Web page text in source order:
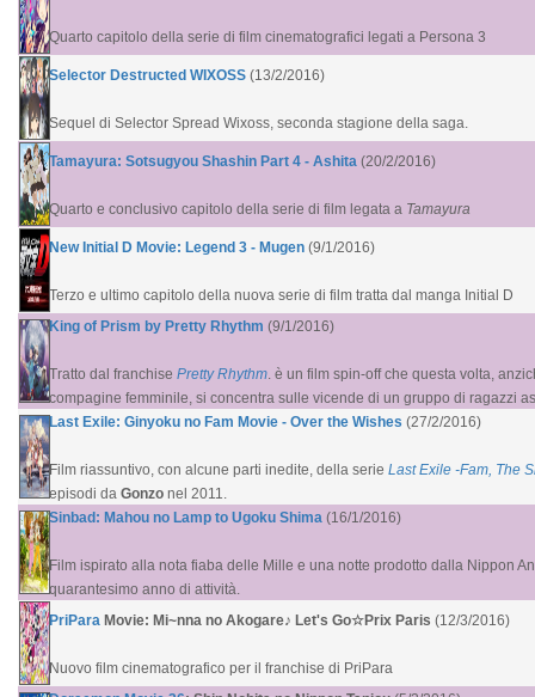
Quarto capitolo della serie di film cinematografici legati a Persona 3
Selector Destructed WIXOSS (13/2/2016)
Sequel di Selector Spread Wixoss, seconda stagione della saga.
Tamayura: Sotsugyou Shashin Part 4 - Ashita (20/2/2016)
Quarto e conclusivo capitolo della serie di film legata a Tamayura
New Initial D Movie: Legend 3 - Mugen (9/1/2016)
Terzo e ultimo capitolo della nuova serie di film tratta dal manga Initial D
King of Prism by Pretty Rhythm (9/1/2016)
Tratto dal franchise Pretty Rhythm. è un film spin-off che questa volta,
compagine femminile, si concentra sulle vicende di un gruppo di ragazzi
Last Exile: Ginyoku no Fam Movie - Over the Wishes (27/2/2016)
Film riassuntivo, con alcune parti inedite, del la serie Last Exile -Fam, The
episodi da Gonzo nel 2011.
Sinbad: Mahou no Lamp to Ugoku Shima (16/1/2016)
Film ispirato alla nota fiaba delle Mille e una notte prodotto dalla Nippon
quarantesimo anno di attività.
PriPara Movie: Mi~nna no Akogare♪ Let's Go☆Prix Paris (12/3/2016)
Nuovo film cinematografico per il franchise di PriPara